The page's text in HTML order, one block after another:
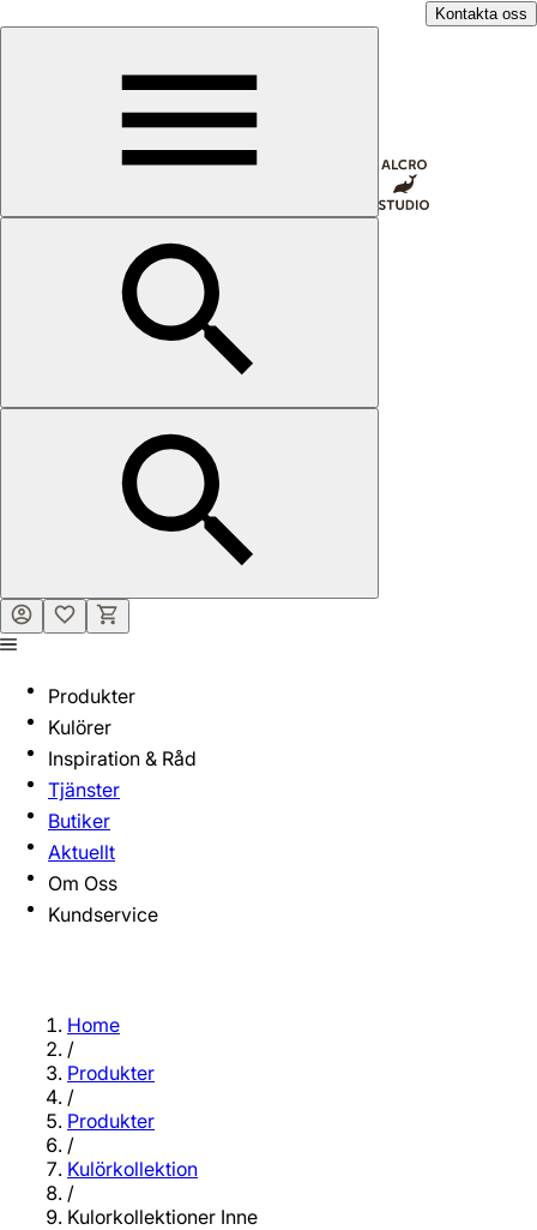
Kontakta oss
Produkter
Kulörer
Inspiration & Råd
Tjänster
Butiker
Aktuellt
Om Oss
Kundservice
Home
/
Produkter
/
Produkter
/
Kulörkollektion
/
Kulorkollektioner Inne